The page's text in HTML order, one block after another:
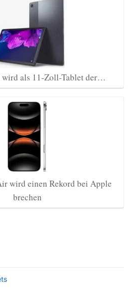
wird als 11-Zoll-Tablet der…
wird einen Rekord bei Apple
brechen